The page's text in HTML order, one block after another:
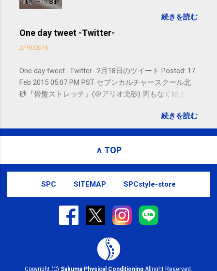
れないことがありますので、ご予約、
お問い合わせはSMS（ショートメッセ
続きを読む
One day tweet -Twitter-
2/19/2015
One day tweet -Twitter- 2月18日のツイート Posted: 17
Feb 2015 05:07 PM PST セブンカルチャースクール北
砂『骨盤ストレッチ』(＠アリオ北砂) 間もなく始まり
subscribed to email updates from サクマフィジカルコ
ンディショニング(@SPCstyle) - Twilog To stop
Email delivery powered by Google Google Inc., 1600
Amphitheatre Parkway, Mountain View, CA 94043,
続きを読む
∧ TOP
SPC SITEMAP SPCstyle-store
Copyright (C) Sakuma Physical Conditioning Allright Reserved.